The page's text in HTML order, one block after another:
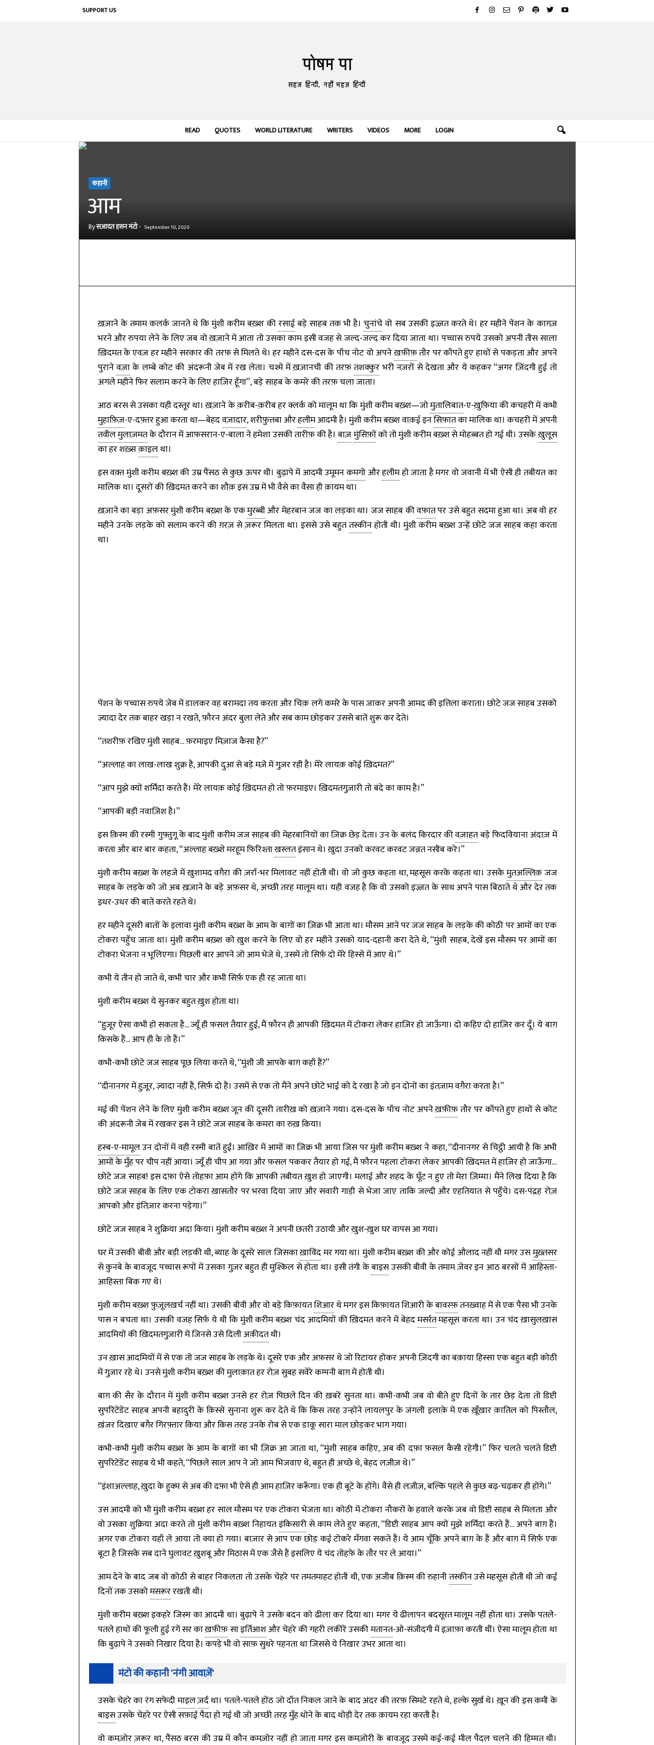
SUPPORT US
पोषम पा
सहज हिन्दी, नहीं महज़ हिन्दी
READ QUOTES WORLD LITERATURE WRITERS VIDEOS MORE LOGIN
कहानी
आम
Byसआदत हसन मंटो- September 10, 2020
ख़ज़ाने के तमाम कलर्क जानते थे कि मुंशी करीम बख़्श कीरसाईबड़े साहब तक भी है।चुनांचेवो सब उसकी इज़्ज़त करते थे। हर महीने पेंशन के काग़ज़
भरने और रुपया लेने के लिए जब वो ख़ज़ाने में आता तो उसका काम इसी वजह से जल्द-जल्द कर दिया जाता था। पच्चास रुपये उसको अपनी तीस साला
ख़िदमत के एवज़ हर महीने सरकार की तरफ़ से मिलते थे। हर महीने दस-दस के पाँच नोट वो अपनेख़फ़ीफ़तौर पर काँपते हुए हाथों से पकड़ता और अपने
पुरानेवज़ाके लम्बे कोट की अंदरूनी जेब में रख लेता। चश्मे में ख़ज़ानची की तरफ़तशक्कुरभरी नज़रों से देखता और ये कहकर “अगर ज़िंदगी हुई तो
अगले महीने फिर सलाम करने के लिए हाज़िर हूँगा”, बड़े साहब के कमरे की तरफ़ चला जाता।
आठ बरस से उसका यही दस्तूर था। ख़ज़ाने के क़रीब-क़रीब हर क्लर्क को मालूम था कि मुंशी करीम बख़्श—जोमुतालिबात-ए-ख़ुफ़िया की कचहरी में कभी
मुहाफ़िज़-ए-दफ़्तर हुआ करता था—बेहदवज़ादार, शरीफ़ुत्तबा औरहलीमआदमी है। मुंशी करीम बख़्श वाक़ई इनसिफ़ातका मालिक था। कचहरी में अपनी
तवीलमुलाज़मतके दौरान में आफ़सरान-ए-बाला ने हमेशा उसकी तारीफ़ की है।बाज़मुंसिफ़ोंको तो मुंशी करीम बख़्श से मोहब्बत हो गई थी। उसकेख़ुलूस
का हर शख़्सक़ाइलथा।
इस वक़्त मुंशी करीम बख़्श की उम्र पैंसठ से कुछ ऊपर थी। बुढ़ापे में आदमी उमूमनकमगोऔरहलीमहो जाता है मगर वो जवानी में भी ऐसी ही तबीयत का
मालिक था। दूसरों की ख़िदमत करने का शौक़ इस उम्र में भी वैसे का वैसा ही क़ायम था।
ख़ज़ाने का बड़ा अफ़सर मुंशी करीम बख़्श के एकमुरब्बीऔर मेहरबान जज का लड़का था। जज साहब कीवफ़ातपर उसे बहुत सदमा हुआ था। अब वो हर
महीने उनके लड़के को सलाम करने की ग़रज़ से ज़रूर मिलता था। इससे उसे बहुततस्कीनहोती थी। मुंशी करीम बख़्श उन्हें छोटे जज साहब कहा करता
था।
पेंशन के पच्चास रुपये जेब में डालकर वह बरामदा तय करता और चिक़ लगे कमरे के पास जाकर अपनी आमद की इत्तिला कराता। छोटे जज साहब उसको
ज़्यादा देर तक बाहर खड़ा न रखते, फ़ौरन अंदर बुला लेते और सब काम छोड़कर उससे बातें शुरू कर देते।
“तशरीफ़ रखिए मुंशी साहब… फ़रमाइए मिज़ाज कैसा है?”
“अल्लाह का लाख-लाख शुक्र है, आपकी दुआ से बड़े मज़े में गुज़र रही है। मेरे लायक़ कोई ख़िदमत?”
“आप मुझे क्यों शर्मिंदा करते हैं। मेरे लायक़ कोई ख़िदमत हो तो फ़रमाइए। ख़िदमतगुज़ारी तो बंदे का काम है।”
“आपकी बड़ी नवाज़िश है।”
इस क़िस्म की रस्मी गुफ़्तुगू के बाद मुंशी करीम जज साहब की मेहरबानियों का ज़िक्र छेड़ देता। उन के बलंद किरदार कीवज़ाहतबड़े फिदवियाना अंदाज़ में
करता और बार बार कहता, “अल्लाह बख़्शे मरहूम फ़िरिश्ताखस्लतइंसान थे। ख़ुदा उनको करवट करवट जन्नत नसीब करे।”
मुंशी करीम बख़्श के लहजे में ख़ुशामद वग़ैरा की ज़र्रा-भर मिलावट नहीं होती थी। वो जो कुछ कहता था, महसूस करके कहता था। उसकेमुतअल्लिक़जज
साहब के लड़के को जो अब ख़ज़ाने के बड़े अफ़सर थे, अच्छी तरह मालूम था। यही वजह है कि वो उसको इज़्ज़त के साथ अपने पास बिठाते थे और देर तक
इधर-उधर की बातें करते रहते थे।
हर महीने दूसरी बातों के इलावा मुंशी करीम बख़्श के आम के बाग़ों का ज़िक्र भी आता था। मौसम आने पर जज साहब के लड़के की कोठी पर आमों का एक
टोकरा पहुँच जाता था। मुंशी करीम बख़्श को ख़ुश करने के लिए वो हर महीने उसको याद-दहानी करा देते थे, “मुंशी साहब, देखें इस मौसम पर आमों का
टोकरा भेजना न भूलिएगा। पिछली बार आपने जो आम भेजे थे, उसमें तो सिर्फ़ दो मेरे हिस्से में आए थे।”
कभी ये तीन हो जाते थे, कभी चार और कभी सिर्फ़ एक ही रह जाता था।
मुंशी करीम बख़्श ये सुनकर बहुत ख़ुश होता था।
“हुज़ूर ऐसा कभी हो सकता है… ज्यूँ ही फ़सल तैयार हुई, मैं फ़ौरन ही आपकी ख़िदमत में टोकरा लेकर हाज़िर हो जाऊँगा। दो कहिए दो हाज़िर कर दूँ। ये बाग़
किसके हैं… आप ही के तो हैं।”
कभी-कभी छोटे जज साहब पूछ लिया करते थे, “मुंशी जी आपके बाग़ कहाँ हैं?”
“दीनानगर में हुज़ूर, ज़्यादा नहीं हैं, सिर्फ़ दो हैं। उसमें से एक तो मैंने अपने छोटे भाई को दे रखा है जो इन दोनों का इंतज़ाम वग़ैरा करता है।”
मई की पेंशन लेने के लिए मुंशी करीम बख़्श जून की दूसरी तारीख़ को ख़ज़ाने गया। दस-दस के पाँच नोट अपनेख़फ़ीफ़तौर पर काँपते हुए हाथों से कोट
की अंदरूनी जेब में रखकर इस ने छोटे जज साहब के कमरा का रुख़ किया।
हस्ब-ए-मामूलउन दोनों में वही रस्मी बातें हुईं। आख़िर में आमों का ज़िक्र भी आया जिस पर मुंशी करीम बख़्श ने कहा, “दीनानगर से चिट्ठी आयी है कि अभी
आमों के मुँह पर चीप नहीं आया। ज्यूँ ही चीप आ गया और फ़सल पककर तैयार हो गई, मैं फ़ौरन पहला टोकरा लेकर आपकी ख़िदमत में हाज़िर हो जाऊँगा…
छोटे जज साहब! इस दफ़ा ऐसे तोहफ़ा आम होंगे कि आपकी तबीयत ख़ुश हो जाएगी। मलाई और शहद के घूँट न हुए तो मेरा ज़िम्मा। मैंने लिख दिया है कि
छोटे जज साहब के लिए एक टोकरा ख़ासतौर पर भरवा दिया जाए और सवारी गाड़ी से भेजा जाए ताकि जल्दी और एहतियात से पहुँचे। दस-पंद्रह रोज़
आपको और इंतिज़ार करना पड़ेगा।”
छोटे जज साहब ने शुक्रिया अदा किया। मुंशी करीम बख़्श ने अपनी छतरी उठायी और ख़ुश-ख़ुश घर वापस आ गया।
घर में उसकी बीवी और बड़ी लड़की थी, ब्याह के दूसरे साल जिसकाख़ाविंदमर गया था। मुंशी करीम बख़्श की और कोई औलाद नहीं थी मगर उसमुख़्तसर
से कुनबे के बावजूद पच्चास रूपों में उसका गुज़र बहुत ही मुश्किल से होता था। इसी तंगी केबाइसउसकी बीवी के तमाम ज़ेवर इन आठ बरसों में आहिस्ता-
आहिस्ता बिक गए थे।
मुंशी करीम बख़्श फ़ुज़ूलख़र्च नहीं था। उसकी बीवी और वो बड़े किफ़ायतशिआरथे मगर इस किफ़ायत शिआरी केबावस्फ़तनख़्वाह में से एक पैसा भी उनके
पास न बचता था। उसकी वजह सिर्फ़ ये थी कि मुंशी करीम बख़्श चंद आदमियों की ख़िदमत करने में बेहदमसर्रतमहसूस करता था। उन चंद ख़ासुलख़ास
आदमियों की ख़िदमतगुज़ारी में जिनसे उसे दिलीअक़ीदतथी।
उन ख़ास आदमियों में से एक तो जज साहब के लड़के थे। दूसरे एक और अफ़सर थे जो रिटायर होकर अपनी ज़िंदगी का बक़ाया हिस्सा एक बहुत बड़ी कोठी
में गुज़ार रहे थे। उनसे मुंशी करीम बख़्श की मुलाक़ात हर रोज़ सुबह सवेरे कम्पनी बाग़ में होती थी।
बाग़ की सैर के दौरान में मुंशी करीम बख़्श उनसे हर रोज़ पिछले दिन की ख़बरें सुनता था। कभी-कभी जब वो बीते हुए दिनों के तार छेड़ देता तो डिप्टी
सुपरिंटेंडेंट साहब अपनी बहादुरी के क़िस्से सुनाना शुरू कर देते थे कि किस तरह उन्होंने लायलपुर के जंगली इलाक़े में एक ख़ूँख़ार क़ातिल को पिस्तौल,
ख़ंजर दिखाए बग़ैर गिरफ़्तार किया और किस तरह उनके रोब से एक डाकू सारा माल छोड़कर भाग गया।
कभी-कभी मुंशी करीम बख़्श के आम के बाग़ों का भी ज़िक्र आ जाता था, “मुंशी साहब कहिए, अब की दफ़ा फ़सल कैसी रहेगी।” फिर चलते चलते डिप्टी
सुपरिटेंडेंट साहब ये भी कहते, “पिछले साल आप ने जो आम भिजवाए थे, बहुत ही अच्छे थे, बेहद लज़ीज़ थे।”
“इंशाअल्लाह, ख़ुदा के हुक्म से अब की दफ़ा भी ऐसे ही आम हाज़िर करूँगा। एक ही बूटे के होंगे। वैसे ही लज़ीज़, बल्कि पहले से कुछ बढ़-चढ़कर ही होंगे।”
उस आदमी को भी मुंशी करीम बख़्श हर साल मौसम पर एक टोकरा भेजता था। कोठी में टोकरा नौकरों के हवाले करके जब वो डिप्टी साहब से मिलता और
वो उसका शुक्रिया अदा करते तो मुंशी करीम बख़्श निहायतइंकिसारीसे काम लेते हुए कहता, “डिप्टी साहब आप क्यों मुझे शर्मिंदा करते हैं… अपने बाग़ हैं।
अगर एक टोकरा यहाँ ले आया तो क्या हो गया। बाज़ार से आप एक छोड़ कई टोकरे मँगवा सकते हैं। ये आम चूँकि अपने बाग़ के हैं और बाग़ में सिर्फ़ एक
बूटा है जिसके सब दाने घुलावट ख़ुशबू और मिठास में एक जैसे हैं इसलिए ये चंद तोहफ़े के तौर पर ले आया।”
आम देने के बाद जब वो कोठी से बाहर निकलता तो उसके चेहरे पर तमतमाहट होती थी, एक अजीब क़िस्म की रुहानीतस्कीनउसे महसूस होती थी जो कई
दिनों तक उसकोमसरूररखती थी।
मुंशी करीम बख़्श इकहरे जिस्म का आदमी था। बुढ़ापे ने उसके बदन को ढीला कर दिया था। मगर ये ढीलापन बदसूरत मालूम नहीं होता था। उसके पतले-
पतले हाथों की फूली हुई रगें सर काख़फ़ीफ़साइर्तिआशऔर चेहरे की गहरी लकीरें उसकीमतानत-ओ-संजीदगी में इज़ाफ़ा करती थीं। ऐसा मालूम होता था
कि बुढ़ापे ने उसको निखार दिया है। कपड़े भी वो साफ़ सुथरे पहनता था जिससे ये निखार उभर आता था।
मंटो की कहानी 'नंगी आवाज़ें'
उसके चेहरे का रंग सफेदीमाइलज़र्दथा। पतले-पतले होंठ जो दाँत निकल जाने के बाद अंदर की तरफ़ सिमटे रहते थे, हल्के सुर्ख़ थे। ख़ून की इस कमी के
बाइसउसके चेहरे पर ऐसी सफ़ाई पैदा हो गई थी जो अच्छी तरह मुँह धोने के बाद थोड़ी देर तक क़ायम रहा करती है।
वो कमज़ोर ज़रूर था, पैंसठ बरस की उम्र में कौन कमज़ोर नहीं हो जाता मगर इस कमज़ोरी के बावजूद उसमें कई-कई मील पैदल चलने की हिम्मत थी।